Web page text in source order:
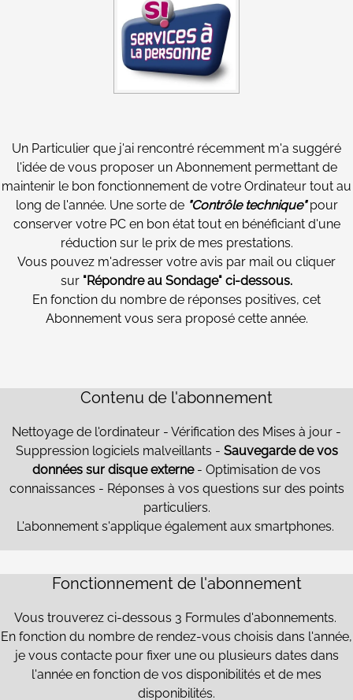
Un Particulier que j'ai rencontré récemment m'a suggéré
l'idée de vous proposer un Abonnement permettant de
maintenir le bon fonctionnement de votre Ordinateur tout au
long de l'année. Une sorte de "Contrôle technique"pour
conserver votre PC en bon état tout en bénéficiant d'une
réduction sur le prix de mes prestations.
Vous pouvez m'adresser votre avis par mail ou cliquer
sur "Répondre au Sondage" ci-dessous.
En fonction du nombre de réponses positives, cet
Abonnement vous sera proposé cette année.
Contenu de l'abonnement
Nettoyage de l'ordinateur - Vérification des Mises à jour -
Suppression logiciels malveillants - Sauvegarde de vos
données sur disque externe - Optimisation de vos
connaissances - Réponses à vos questions sur des points
particuliers.
L'abonnement s'applique également aux smartphones.
Fonctionnement de l'abonnement
Vous trouverez ci-dessous 3 Formules d'abonnements.
En fonction du nombre de rendez-vous choisis dans l'année,
je vous contacte pour fixer une ou plusieurs dates dans
l'année en fonction de vos disponibilités et de mes
disponibilités.